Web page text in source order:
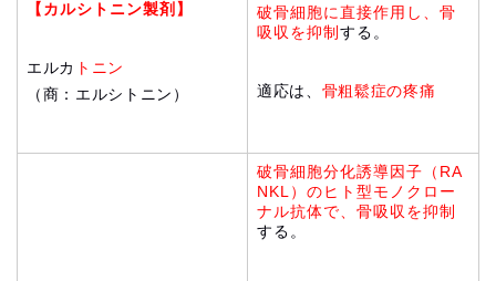
【カルシトニン製剤】
エルカ トニン
（商：エルシトニン）
破骨細胞に直接作用し、骨
吸収を抑制 する。
適応は、 骨粗鬆症の疼痛
破骨細胞分化誘導因子（RA
NKL）のヒト型モノクロー
ナル抗体で、骨吸収を抑制
する。